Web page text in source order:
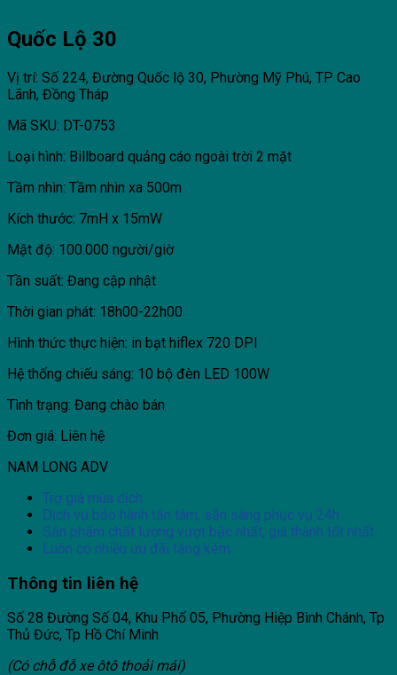
Quốc Lộ 30
Vị trí: Số 224, Đường Quốc lộ 30, Phường Mỹ Phú, TP Cao
Lãnh, Đồng Tháp
Mã SKU: DT-0753
Loại hình: Billboard quảng cáo ngoài trời 2 mặt
Tầm nhìn: Tầm nhìn xa 500m
Kích thước: 7mH x 15mW
Mật độ: 100.000 người/giờ
Tần suất: Đang cập nhật
Thời gian phát: 18h00-22h00
Hình thức thực hiện: in bạt hiflex 720 DPI
Hệ thống chiếu sáng: 10 bộ đèn LED 100W
Tình trạng: Đang chào bán
Đơn giá: Liên hệ
NAM LONG ADV
Trợ giá mùa dịch
Dịch vụ bảo hành tận tâm, sẵn sàng phục vụ 24h
Sản phẩm chất lượng vượt bậc nhất, giá thành tốt nhất
Luôn có nhiều ưu đãi tặng kèm
Thông tin liên hệ
Số 28 Đường Số 04, Khu Phố 05, Phường Hiệp Bình Chánh, Tp
Thủ Đức, Tp Hồ Chí Minh
(Có chỗ đỗ xe ôtô thoải mái)